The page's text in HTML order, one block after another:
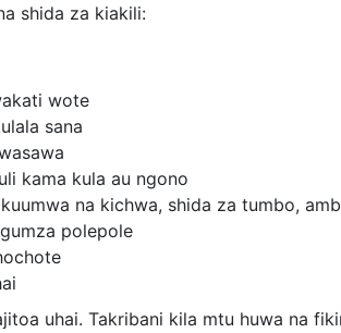
shida za kiakili:
wote
sana
kama kula au ngono
na kichwa, shida za tumbo,
polepole
uhai. Takribani kila mtu huwa na